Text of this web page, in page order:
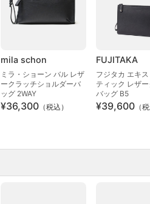
mila schon
ミラ・ショーン バル レザ
ークラッチショルダーバ
ッグ 2WAY
¥36,300 （税込）
FUJITAKA
フジタカ エキ
ティック レザ
バッグ B5
¥39,600 （